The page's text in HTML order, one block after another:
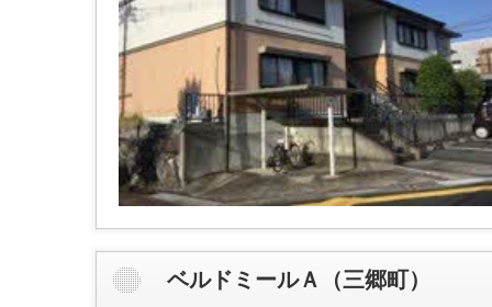
ベルドミールＡ（三郷町）